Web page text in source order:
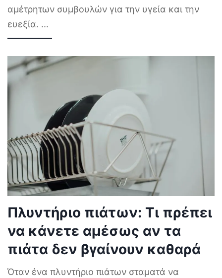
αμέτρητων συμβουλών για την υγεία και την
ευεξία. ...
Πλυντήριο πιάτων: Τι πρέπει
να κάνετε αμέσως αν τα
πιάτα δεν βγαίνουν καθαρά
Όταν ένα πλυντήριο πιάτων σταματά να